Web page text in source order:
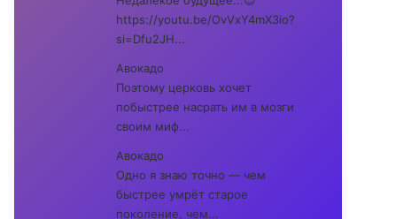
https://youtu.be/OvVxY4mX3io?
si=Dfu2JH...
Авокадо
Поэтому церковь хочет
побыстрее насрать им в мозги
своим миф...
Авокадо
Одно я знаю точно — чем
быстрее умрёт старое
поколение, чем...